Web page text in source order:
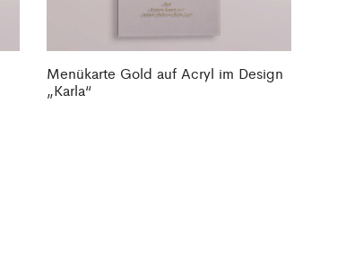
Menükarte Gold auf Acryl im Design
„Karla“